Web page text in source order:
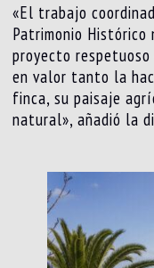
«El trabajo
Patrimonio
proyecto
en valor tanto la
finca, su paisaje
natural», añadió la